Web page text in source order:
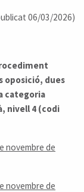
06/03/2026)
oposició, dues
categoria
nivell 4 (codi
novembre de
novembre de